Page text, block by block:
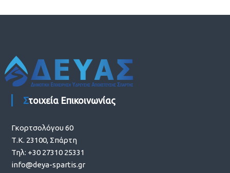
Στοιχεία Επικοινωνίας
Γκορτσολόγου 60
Τ.Κ. 23100, Σπάρτη
Τηλ: +30 27310 25331
info@deya-spartis.gr